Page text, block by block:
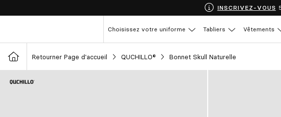
INSCRIVEZ-VOUS
Choisissez votre uniforme Tabliers Vêtements
Retourner Page d'accueil QUCHILLO® Bonnet Skull Naturelle